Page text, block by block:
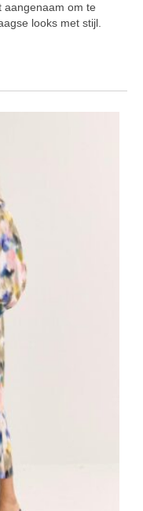
aangenaam om te
looks met stijl.